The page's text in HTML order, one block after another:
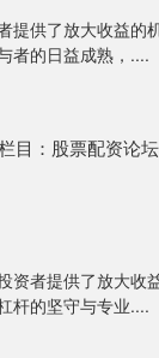
提供了放大收益的
者的日益成熟，....
目： 股票配资论坛
资者提供了放大收
杆的坚守与专业....